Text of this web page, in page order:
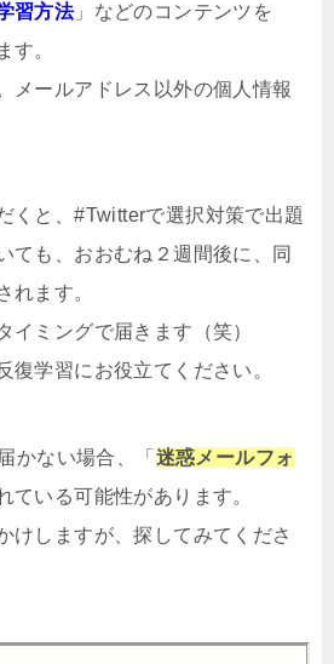
習方法」などのコンテンツを
す。
メールアドレス以外の個人情報
くと、#Twitterで選択対策で出題
ても、おおむね２週間後に、同
れます。
イミングで届きます（笑）
復学習にお役立てください。
かない場合、「 迷惑メールフォ
ている可能性があります。
けしますが、探してみてくださ